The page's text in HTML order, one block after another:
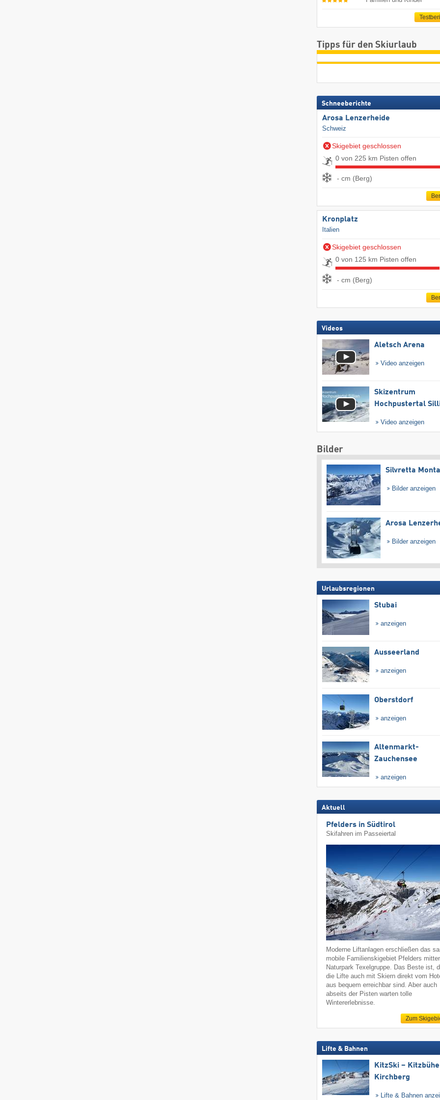
Tipps für den Skiurlaub
Schneeberichte
Arosa Lenzerheide
Schweiz
Skigebiet geschlossen
0 von 225 km Pisten offen
- cm (Berg)
Kronplatz
Italien
Skigebiet geschlossen
0 von 125 km Pisten offen
- cm (Berg)
Videos
Aletsch Arena
Video anzeigen
Skizentrum
Hochpustertal
Video anzeigen
Bilder
Silvretta
Bilder anzeigen
Arosa
Bilder anzeigen
Urlaubsregionen
Stubai
anzeigen
Ausseerland
anzeigen
Oberstdorf
anzeigen
Altenmarkt-
Zauchensee
anzeigen
Aktuell
Pfelders in Südtirol
Skifahren im Passeiertal
Moderne Liftanlagen erschließen das
mobile Familienskigebiet Pfelders
Naturpark Texelgruppe. Das Beste ist,
die Lifte auch mit Skiern direkt vom
aus bequem erreichbar sind. Aber auch
abseits der Pisten warten tolle
Wintererlebnisse.
Zum
Lifte & Bahnen
KitzSki –
Kirchberg
Lifte & Bahnen